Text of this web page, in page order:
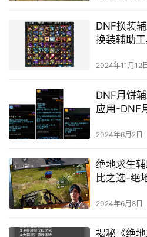
DNF换装
换装辅助
2024年11月12日
DNF月饼
应用-DNF
2024年6月2日
绝地求生
比之选-绝
2024年6月8日
揭秘《绝